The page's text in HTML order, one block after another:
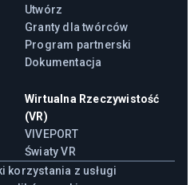
Utwórz
Granty dla twórców
Program partnerski
Dokumentacja
Wirtualna Rzeczywistość
(VR)
VIVEPORT
Światy VR
korzystania z usługi